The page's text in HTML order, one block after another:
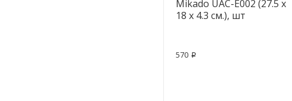
Mikado UAC-E002 (27.5 x
18 x 4.3 см.), шт
570 p